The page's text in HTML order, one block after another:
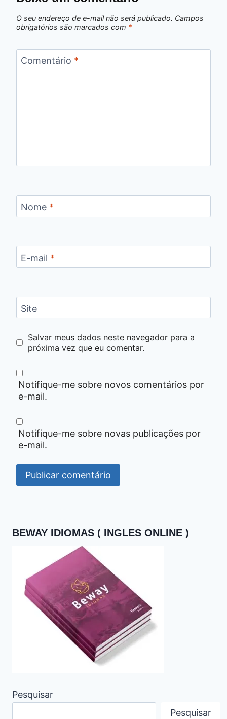
O seu endereço de e-mail não será publicado. Campos
obrigatórios são marcados com *
Comentário *
Nome *
E-mail *
Site
Salvar meus dados neste navegador para a
próxima vez que eu comentar.
Notifique-me sobre novos comentários por
e-mail.
Notifique-me sobre novas publicações por
e-mail.
BEWAY IDIOMAS ( INGLES ONLINE )
Pesquisar
Pesquisar